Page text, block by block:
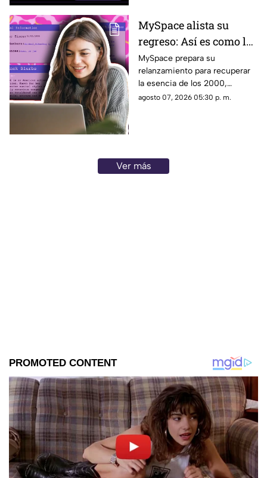
MySpace alista su
regreso: Así es como la
icónica red social
busca volver y revivir
la esencia de los años
2000
MySpace prepara su
relanzamiento para recuperar
la esencia de los 2000,
conectando a músicos y
agosto 07, 2026 05:30 p. m.
Ver más